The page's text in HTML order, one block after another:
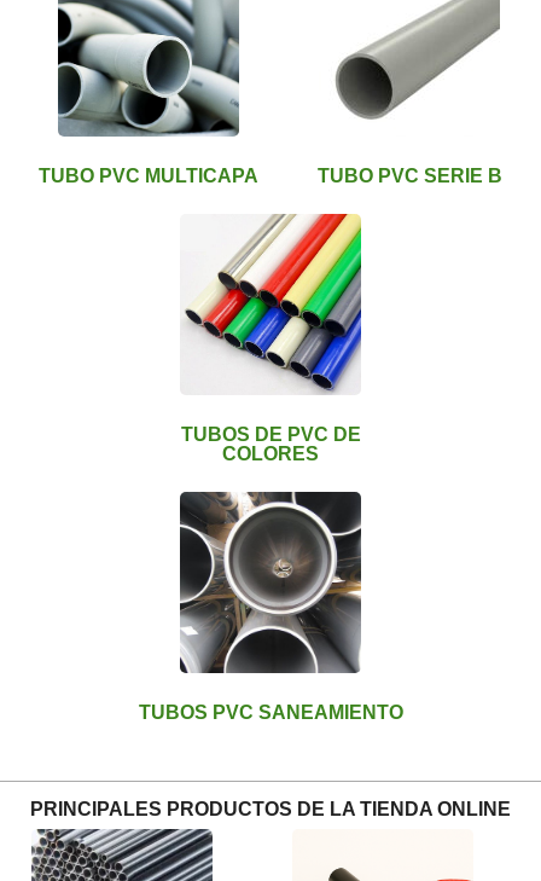
TUBO PVC MULTICAPA TUBO PVC SERIE B
TUBOS DE PVC DE
COLORES
TUBOS PVC SANEAMIENTO
PRINCIPALES PRODUCTOS DE LA TIENDA ONLINE